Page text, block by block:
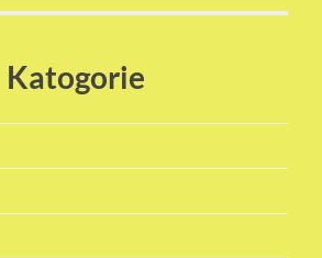
Katogorie